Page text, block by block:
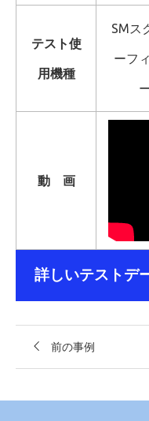
テスト使
用機種
SMス
ーフ
動 画
詳しいテストデ
前の事例